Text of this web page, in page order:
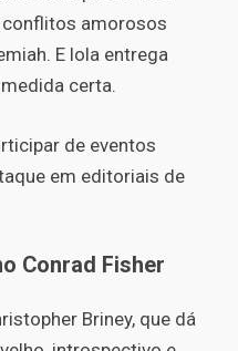
amorosos
E lola entrega
certa.
de eventos
em editoriais de
Conrad Fisher
Briney, que dá